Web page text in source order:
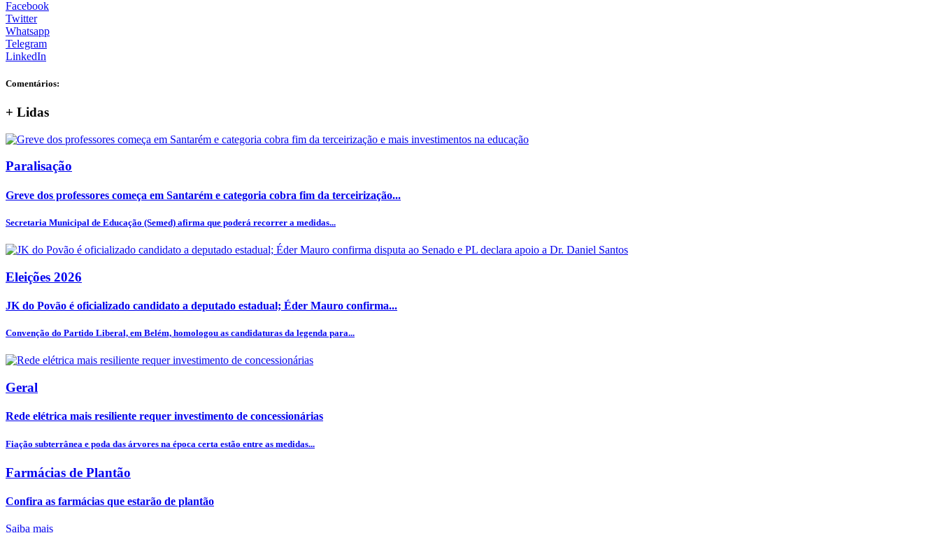
Facebook
Twitter
Whatsapp
Telegram
LinkedIn
Comentários:
+ Lidas
Paralisação
Greve dos professores começa em Santarém e categoria cobra fim da terceirização...
Secretaria Municipal de Educação (Semed) afirma que poderá recorrer a medidas...
Eleições 2026
JK do Povão é oficializado candidato a deputado estadual; Éder Mauro confirma...
Convenção do Partido Liberal, em Belém, homologou as candidaturas da legenda para...
Geral
Rede elétrica mais resiliente requer investimento de concessionárias
Fiação subterrânea e poda das árvores na época certa estão entre as medidas...
Farmácias de Plantão
Confira as farmácias que estarão de plantão
Saiba mais